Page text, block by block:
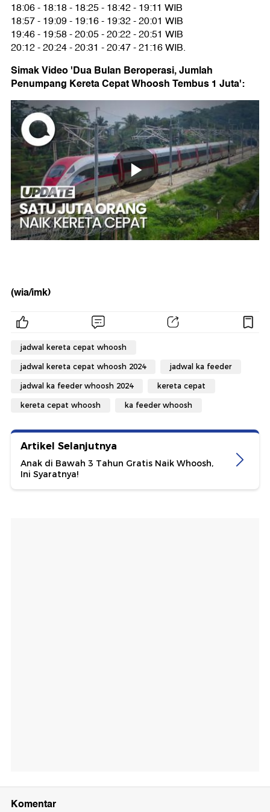
18:06 - 18:18 - 18:25 - 18:42 - 19:11 WIB
18:57 - 19:09 - 19:16 - 19:32 - 20:01 WIB
19:46 - 19:58 - 20:05 - 20:22 - 20:51 WIB
20:12 - 20:24 - 20:31 - 20:47 - 21:16 WIB.
Simak Video 'Dua Bulan Beroperasi, Jumlah
Penumpang Kereta Cepat Whoosh Tembus 1 Juta':
(wia/imk)
jadwal kereta cepat whoosh
jadwal kereta cepat whoosh 2024 jadwal ka feeder
jadwal ka feeder whoosh 2024 kereta cepat
kereta cepat whoosh ka feeder whoosh
Artikel Selanjutnya
Anak di Bawah 3 Tahun Gratis Naik Whoosh,
Ini Syaratnya!